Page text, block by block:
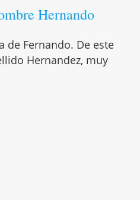
Hernando
de Fernando. De este
Hernandez, muy